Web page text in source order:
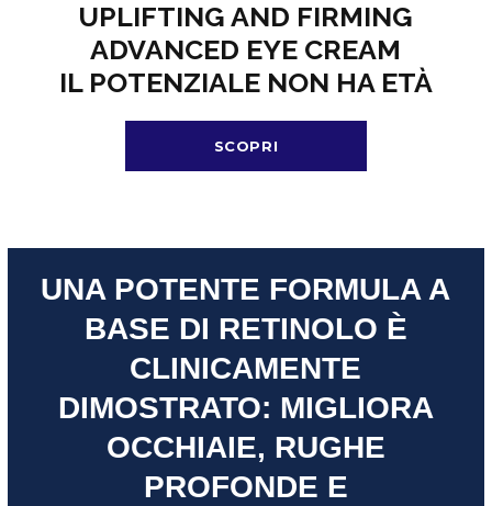
UPLIFTING AND FIRMING
ADVANCED EYE CREAM
IL POTENZIALE NON HA ETÀ
SCOPRI
UNA POTENTE FORMULA A
BASE DI RETINOLO È
CLINICAMENTE
DIMOSTRATO: MIGLIORA
OCCHIAIE, RUGHE
PROFONDE E